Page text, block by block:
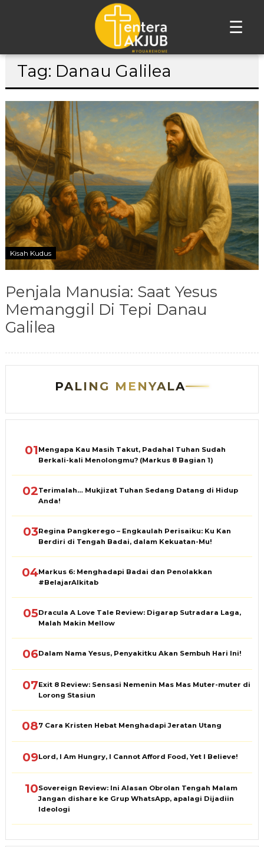
☰
Lompat
Tag: Danau Galilea
Kisah Kudus
Penjala Manusia: Saat Yesus
Memanggil Di Tepi Danau
Galilea
PALING MENYALA
01Mengapa Kau Masih Takut, Padahal Tuhan Sudah
Berkali-kali Menolongmu? (Markus 8 Bagian 1)
02Terimalah… Mukjizat Tuhan Sedang Datang di Hidup
Anda!
03Regina Pangkerego – Engkaulah Perisaiku: Ku Kan
Berdiri di Tengah Badai, dalam Kekuatan-Mu!
04Markus 6: Menghadapi Badai dan Penolakkan
#BelajarAlkitab
05Dracula A Love Tale Review: Digarap Sutradara Laga,
Malah Makin Mellow
06Dalam Nama Yesus, Penyakitku Akan Sembuh Hari Ini!
07Exit 8 Review: Sensasi Nemenin Mas Mas Muter-muter di
Lorong Stasiun
087 Cara Kristen Hebat Menghadapi Jeratan Utang
09Lord, I Am Hungry, I Cannot Afford Food, Yet I Believe!
10Sovereign Review: Ini Alasan Obrolan Tengah Malam
Jangan dishare ke Grup WhatsApp, apalagi Dijadiin
Ideologi